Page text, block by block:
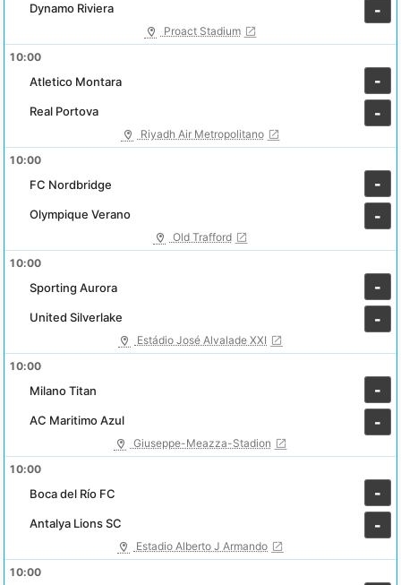
-
Dynamo Riviera
Proact Stadium
10:00
Atletico Montara
-
-
Real Portova
Riyadh Air Metropolitano
10:00
FC Nordbridge
-
-
Olympique Verano
Old Trafford
10:00
Sporting Aurora
-
-
United Silverlake
Estádio José Alvalade XXI
10:00
Milano Titan
-
-
AC Maritimo Azul
Giuseppe-Meazza-Stadion
10:00
Boca del Río FC
-
-
Antalya Lions SC
Estadio Alberto J Armando
10:00